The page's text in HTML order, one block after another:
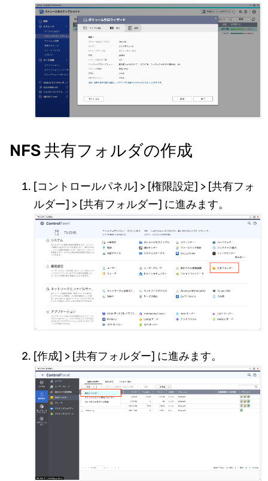
NFS 共有フォルダの作成
[コントロールパネル] > [権限設定] > [共有フォ
ルダー] > [共有フォルダー] に進みます。
[作成] > [共有フォルダー] に進みます。